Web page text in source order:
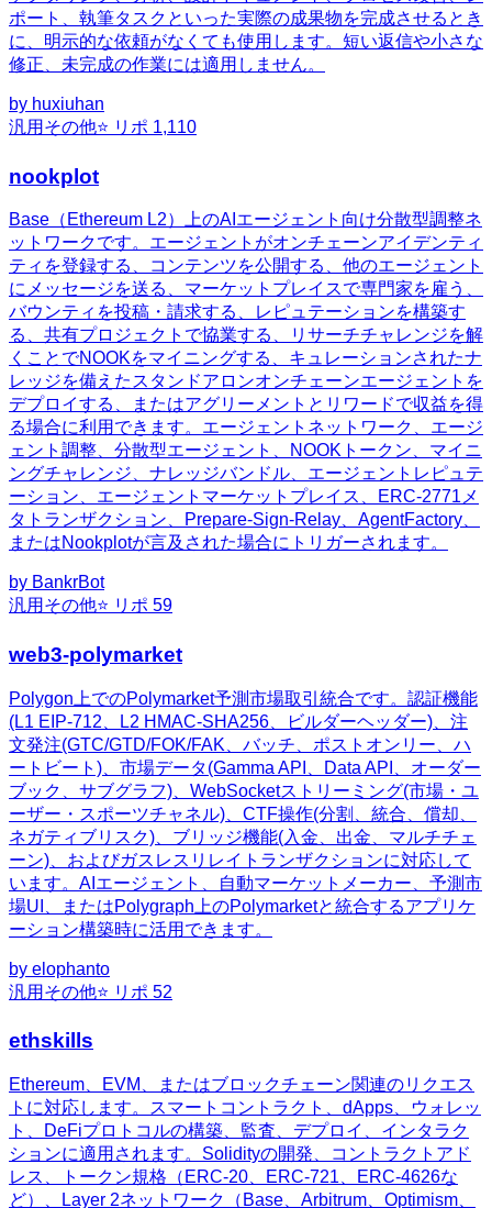
ポート、執筆タスクといった実際の成果物を完成させるとき
に、明示的な依頼がなくても使用します。短い返信や小さな
修正、未完成の作業には適用しません。
by huxiuhan
汎用 その他⭐ リポ 1,110
nookplot
Base（Ethereum L2）上のAIエージェント向け分散型調整ネ
ットワークです。エージェントがオンチェーンアイデンティ
ティを登録する、コンテンツを公開する、他のエージェント
にメッセージを送る、マーケットプレイスで専門家を雇う、
バウンティを投稿・請求する、レピュテーションを構築す
る、共有プロジェクトで協業する、リサーチチャレンジを解
くことでNOOKをマイニングする、キュレーションされたナ
レッジを備えたスタンドアロンオンチェーンエージェントを
デプロイする、またはアグリーメントとリワードで収益を得
る場合に利用できます。エージェントネットワーク、エージ
ェント調整、分散型エージェント、NOOKトークン、マイニ
ングチャレンジ、ナレッジバンドル、エージェントレピュテ
ーション、エージェントマーケットプレイス、ERC-2771メ
タトランザクション、Prepare-Sign-Relay、AgentFactory、
またはNookplotが言及された場合にトリガーされます。
by BankrBot
汎用 その他⭐ リポ 59
web3-polymarket
Polygon上でのPolymarket予測市場取引統合です。認証機能
(L1 EIP-712、L2 HMAC-SHA256、ビルダーヘッダー)、注
文発注(GTC/GTD/FOK/FAK、バッチ、ポストオンリー、ハ
ートビート)、市場データ(Gamma API、Data API、オーダー
ブック、サブグラフ)、WebSocketストリーミング(市場・ユ
ーザー・スポーツチャネル)、CTF操作(分割、統合、償却、
ネガティブリスク)、ブリッジ機能(入金、出金、マルチチェ
ーン)、およびガスレスリレイトランザクションに対応して
います。AIエージェント、自動マーケットメーカー、予測市
場UI、またはPolygraph上のPolymarketと統合するアプリケ
ーション構築時に活用できます。
by elophanto
汎用 その他⭐ リポ 52
ethskills
Ethereum、EVM、またはブロックチェーン関連のリクエス
トに対応します。スマートコントラクト、dApps、ウォレッ
ト、DeFiプロトコルの構築、監査、デプロイ、インタラク
ションに適用されます。Solidityの開発、コントラクトアド
レス、トークン規格（ERC-20、ERC-721、ERC-4626な
ど）、Layer 2ネットワーク（Base、Arbitrum、Optimism、